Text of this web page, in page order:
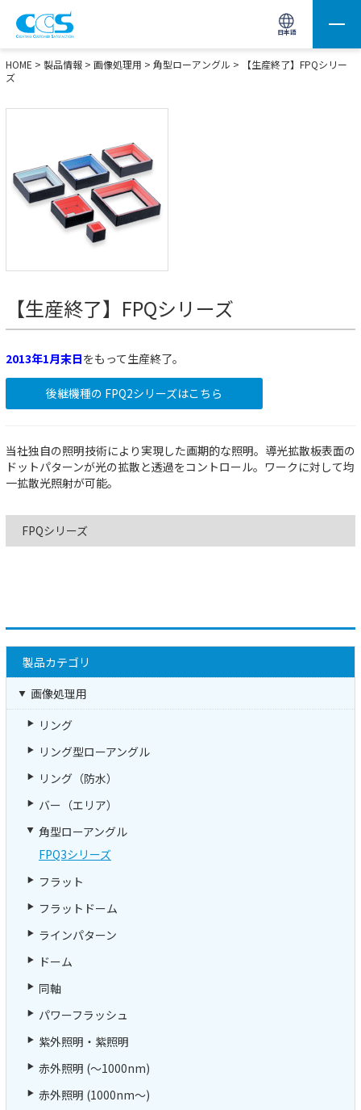
日本語
画像処理用の製品検索 サイト内検索(Enterで実行)
HOME > 製品情報 > 画像処理用 > 角型ローアングル >
【生産終了】FPQシリー
ズ
【生産終了】FPQシリーズ
2013年1月末日をもって生産終了。
後継機種の FPQ2シリーズはこちら
当社独自の照明技術により実現した画期的な照明。導光拡散板表面の
ドットパターンが光の拡散と透過をコントロール。ワークに対して均
一拡散光照射が可能。
FPQシリーズ
製品カテゴリ
画像処理用
リング
リング型ローアングル
リング（防水）
バー（エリア）
角型ローアングル
FPQ3シリーズ
フラット
フラットドーム
ラインパターン
ドーム
同軸
パワーフラッシュ
紫外照明・紫照明
赤外照明 (～1000nm)
赤外照明 (1000nm～)